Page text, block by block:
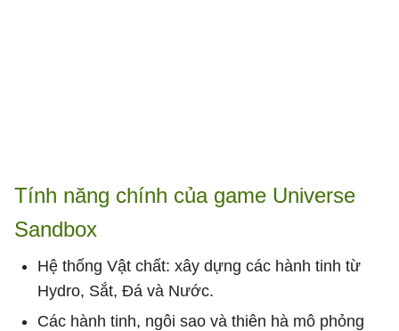
Tính năng chính của game Universe
Sandbox
Hệ thống Vật chất: xây dựng các hành tinh từ
Hydro, Sắt, Đá và Nước.
Các hành tinh, ngôi sao và thiên hà mô phỏng